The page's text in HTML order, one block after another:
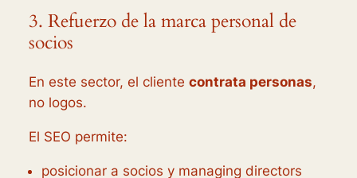
3. Refuerzo de la marca personal de
socios
En este sector, el cliente contrata personas,
no logos.
El SEO permite:
posicionar a socios y managing directors